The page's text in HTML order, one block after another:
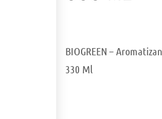
BIOGREEN –
330 Ml